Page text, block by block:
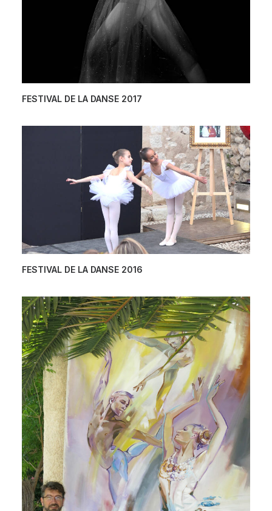
FESTIVAL DE LA DANSE 2017
FESTIVAL DE LA DANSE 2016